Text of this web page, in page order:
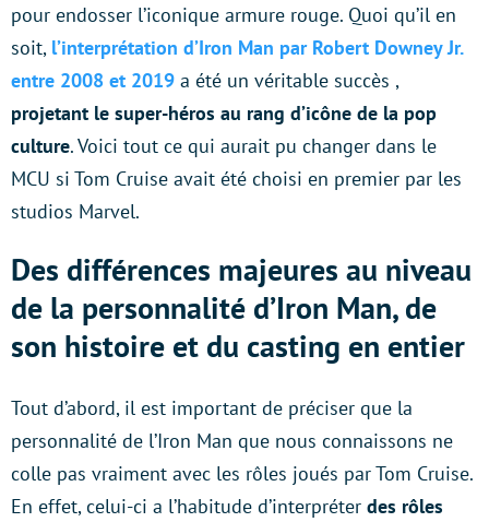
pour endosser l’iconique armure rouge. Quoi qu’il en
soit, l’interprétation d’Iron Man par Robert Downey Jr.
entre 2008 et 2019 a été un véritable succès ,
projetant le super-héros au rang d’icône de la pop
culture. Voici tout ce qui aurait pu changer dans le
MCU si Tom Cruise avait été choisi en premier par les
studios Marvel.
Des différences majeures au niveau
de la personnalité d’Iron Man, de
son histoire et du casting en entier
Tout d’abord, il est important de préciser que la
personnalité de l’Iron Man que nous connaissons ne
colle pas vraiment avec les rôles joués par Tom Cruise.
En effet, celui-ci a l’habitude d’interpréter des rôles